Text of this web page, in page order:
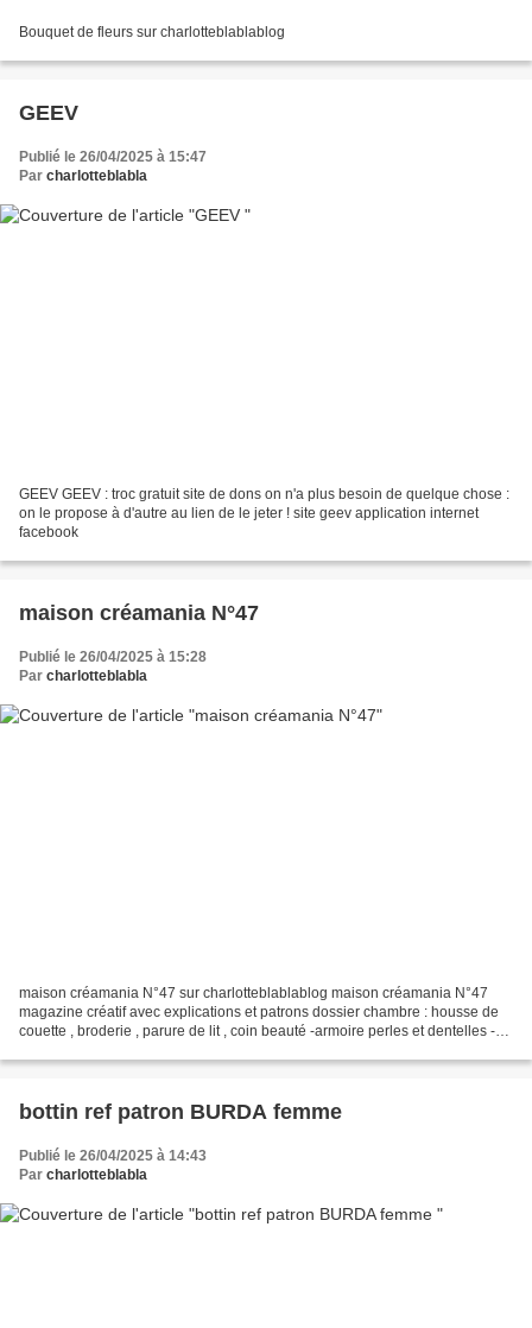
Bouquet de fleurs sur charlotteblablablog
GEEV
Publié le 26/04/2025 à 15:47
Par charlotteblabla
GEEV GEEV : troc gratuit site de dons on n'a plus besoin de quelque chose :
on le propose à d'autre au lien de le jeter ! site geev application internet
facebook
maison créamania N°47
Publié le 26/04/2025 à 15:28
Par charlotteblabla
maison créamania N°47 sur charlotteblablablog maison créamania N°47
magazine créatif avec explications et patrons dossier chambre : housse de
couette , broderie , parure de lit , coin beauté -armoire perles et dentelles -
bottin ref patron BURDA femme
Publié le 26/04/2025 à 14:43
Par charlotteblabla